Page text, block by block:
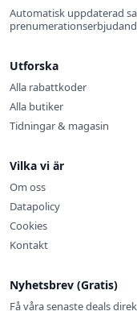
Automatisk uppdaterad
Utforska
Alla rabattkoder
Alla butiker
Tidningar & magasin
Vilka vi är
Om oss
Datapolicy
Cookies
Kontakt
Nyhetsbrev (Gratis)
Få våra senaste deals